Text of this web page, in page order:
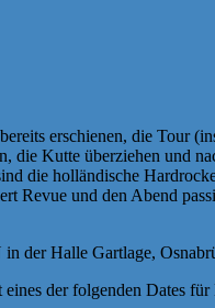
erschienen, die Tour
Kutte überziehen und
die holländische
Revue und den Abend
Halle Gartlage,
der folgenden Dates